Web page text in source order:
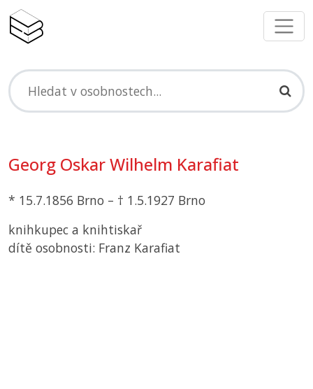
Georg Oskar Wilhelm Karafiat
* 15.7.1856 Brno – † 1.5.1927 Brno
knihkupec a knihtiskař
dítě osobnosti: Franz Karafiat